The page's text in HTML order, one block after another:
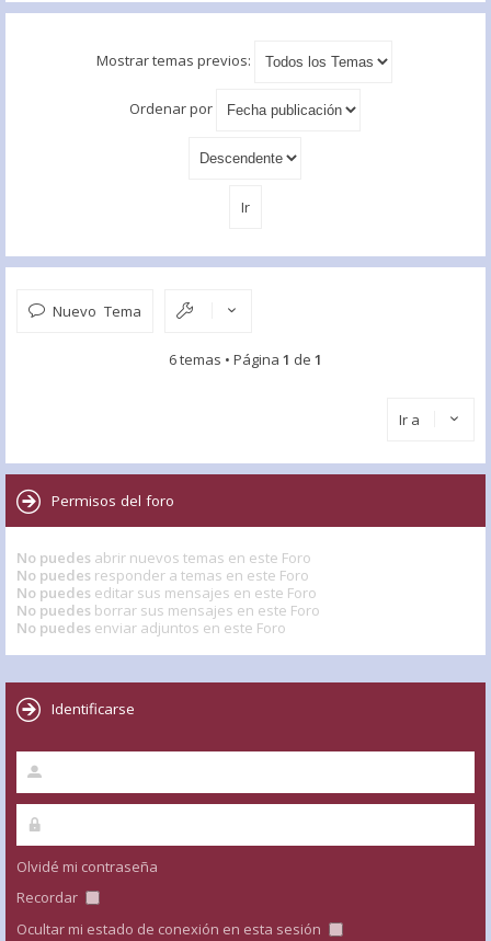
Mostrar temas previos:
Ordenar por
Nuevo Tema
6 temas • Página 1 de 1
Ir a
Permisos del foro
No puedes abrir nuevos temas en este Foro
No puedes responder a temas en este Foro
No puedes editar sus mensajes en este Foro
No puedes borrar sus mensajes en este Foro
No puedes enviar adjuntos en este Foro
Identificarse
Olvidé mi contraseña
Recordar
Ocultar mi estado de conexión en esta sesión